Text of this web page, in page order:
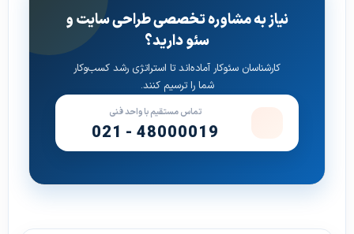
نیاز به مشاوره تخصصی طراحی سایت و
سئو دارید؟
کارشناسان سئوکار آماده‌اند تا استراتژی رشد کسب‌وکار
شما را ترسیم کنند.
تماس مستقیم با واحد فنی
021 - 48000019